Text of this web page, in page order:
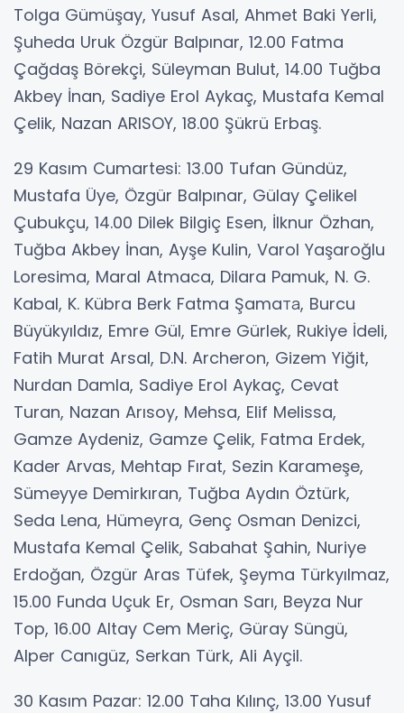
Tolga Gümüşay, Yusuf Asal, Ahmet Baki Yerli,
Şuheda Uruk Özgür Balpınar, 12.00 Fatma
Çağdaş Börekçi, Süleyman Bulut, 14.00 Tuğba
Akbey İnan, Sadiye Erol Aykaç, Mustafa Kemal
Çelik, Nazan ARISOY, 18.00 Şükrü Erbaş.
29 Kasım Cumartesi: 13.00 Tufan Gündüz,
Mustafa Üye, Özgür Balpınar, Gülay Çelikel
Çubukçu, 14.00 Dilek Bilgiç Esen, İlknur Özhan,
Tuğba Akbey İnan, Ayşe Kulin, Varol Yaşaroğlu
Loresima, Maral Atmaca, Dilara Pamuk, N. G.
Kabal, K. Kübra Berk Fatma Şamaта, Burcu
Büyükyıldız, Emre Gül, Emre Gürlek, Rukiye İdeli,
Fatih Murat Arsal, D.N. Archeron, Gizem Yiğit,
Nurdan Damla, Sadiye Erol Aykaç, Cevat
Turan, Nazan Arısoy, Mehsa, Elif Melissa,
Gamze Aydeniz, Gamze Çelik, Fatma Erdek,
Kader Arvas, Mehtap Fırat, Sezin Karameşe,
Sümeyye Demirkıran, Tuğba Aydın Öztürk,
Seda Lena, Hümeyra, Genç Osman Denizci,
Mustafa Kemal Çelik, Sabahat Şahin, Nuriye
Erdoğan, Özgür Aras Tüfek, Şeyma Türkyılmaz,
15.00 Funda Uçuk Er, Osman Sarı, Beyza Nur
Top, 16.00 Altay Cem Meriç, Güray Süngü,
Alper Canıgüz, Serkan Türk, Ali Ayçil.
30 Kasım Pazar: 12.00 Taha Kılınç, 13.00 Yusuf